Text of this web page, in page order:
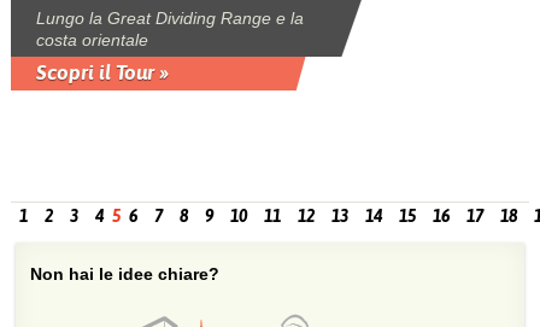
Lungo la Great Dividing Range e la
costa orientale
Scopri il Tour »
1 2 3 4 5 6 7 8 9 10 11 12 13 14 15 16 17 18
Non hai le idee chiare?